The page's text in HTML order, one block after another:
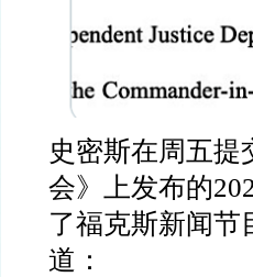
史密斯在周五提
会》上发布的
了福克斯新闻节
道：